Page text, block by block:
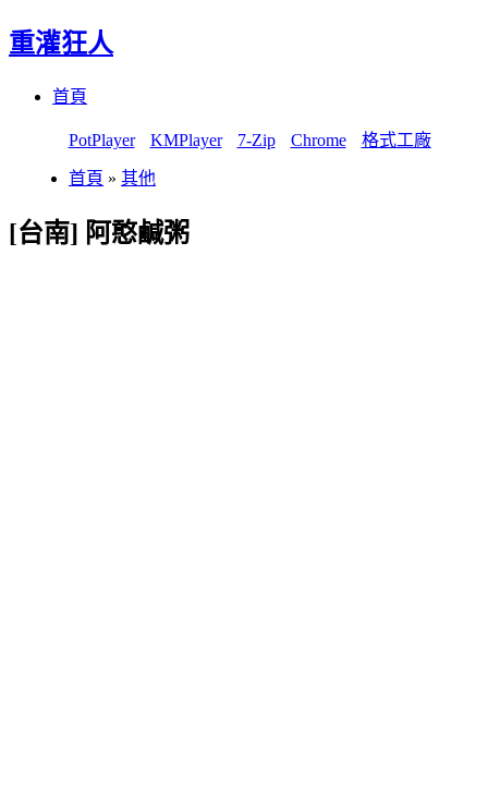
重灌狂人
首頁
PotPlayer KMPlayer 7-Zip Chrome 格式工廠
首頁 » 其他
[台南] 阿憨鹹粥